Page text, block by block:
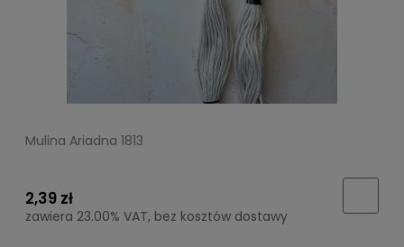
Mulina Ariadna 1813
2,39 zł
zawiera 23.00% VAT, bez kosztów dostawy